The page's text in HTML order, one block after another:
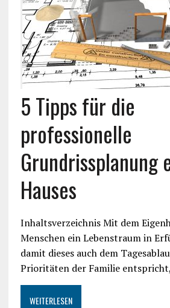
5 Tipps für die
professionelle
Grundrissplanung
Hauses
Inhaltsverzeichnis Mit dem
Menschen ein Lebenstraum in
damit dieses auch dem
Prioritäten der Familie
WEITERLESEN